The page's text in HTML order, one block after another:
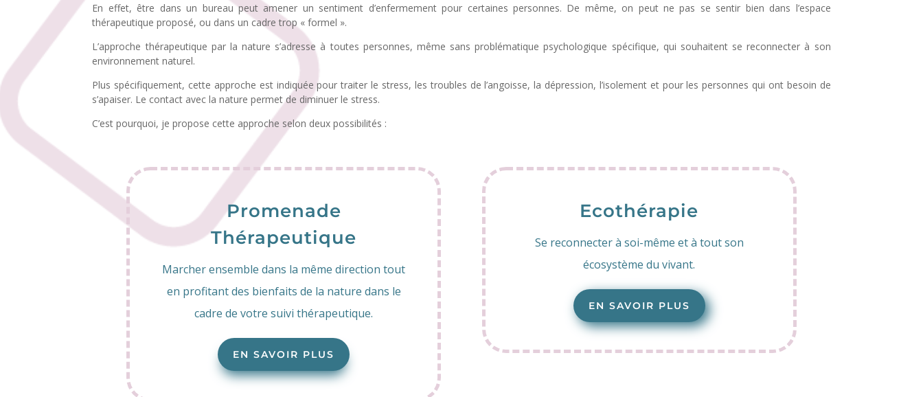
En effet, être dans un bureau peut amener un sentiment d’enfermement pour certaines personnes. De même, on peut ne pas se sentir bien dans l’espace
thérapeutique proposé, ou dans un cadre trop « formel ».
L’approche thérapeutique par la nature s’adresse à toutes personnes, même sans problématique psychologique spécifique, qui souhaitent se reconnecter à son
environnement naturel.
Plus spécifiquement, cette approche est indiquée pour traiter le stress, les troubles de l’angoisse, la dépression, l’isolement et pour les personnes qui ont besoin de
s’apaiser. Le contact avec la nature permet de diminuer le stress.
C’est pourquoi, je propose cette approche selon deux possibilités :
Promenade
Thérapeutique
Marcher ensemble dans la même direction tout
en profitant des bienfaits de la nature dans le
cadre de votre suivi thérapeutique.
EN SAVOIR PLUS
Ecothérapie
Se reconnecter à soi-même et à tout son
écosystème du vivant.
EN SAVOIR PLUS